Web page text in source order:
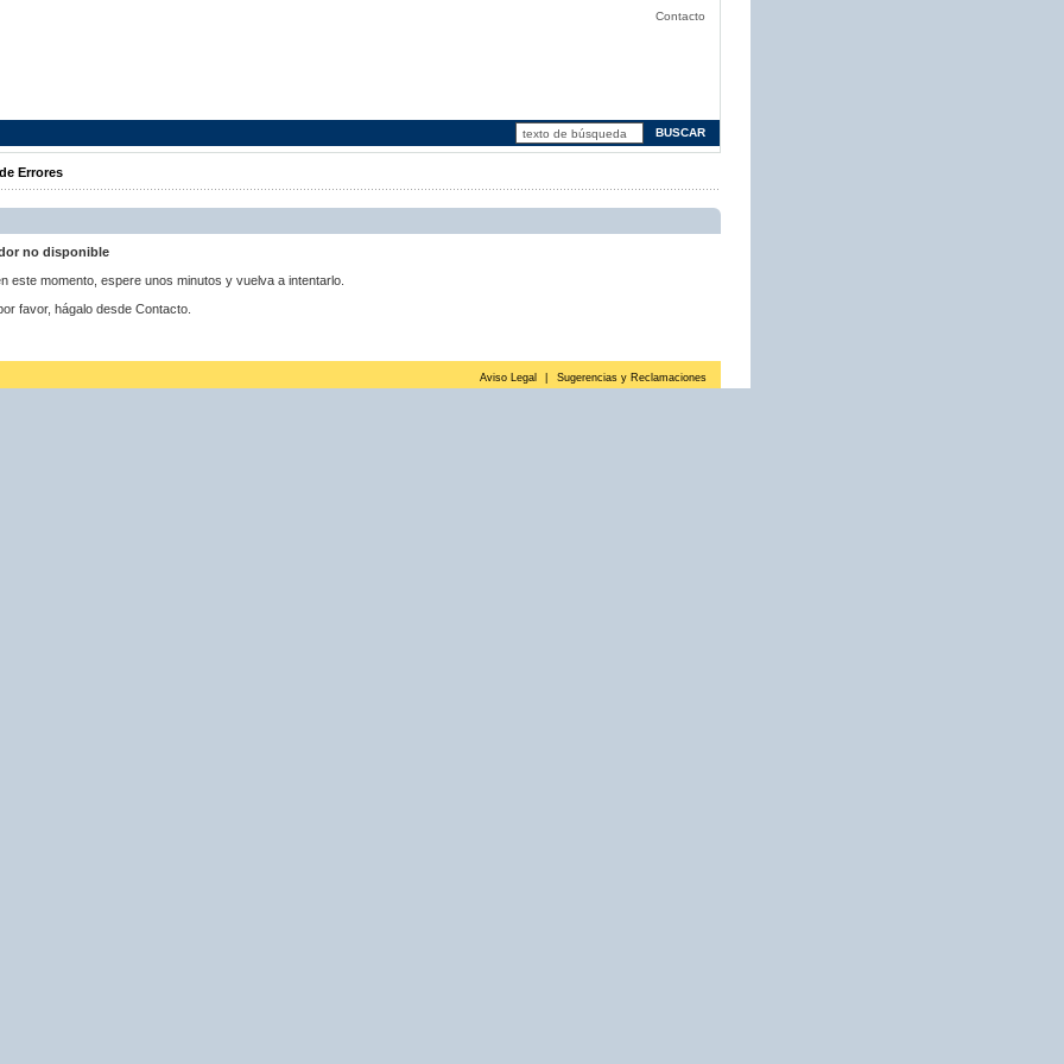
Contacto
Errores
no disponible
este momento, espere unos minutos y vuelva a intentarlo.
favor, hágalo desde Contacto.
Aviso Legal Sugerencias y Reclamaciones